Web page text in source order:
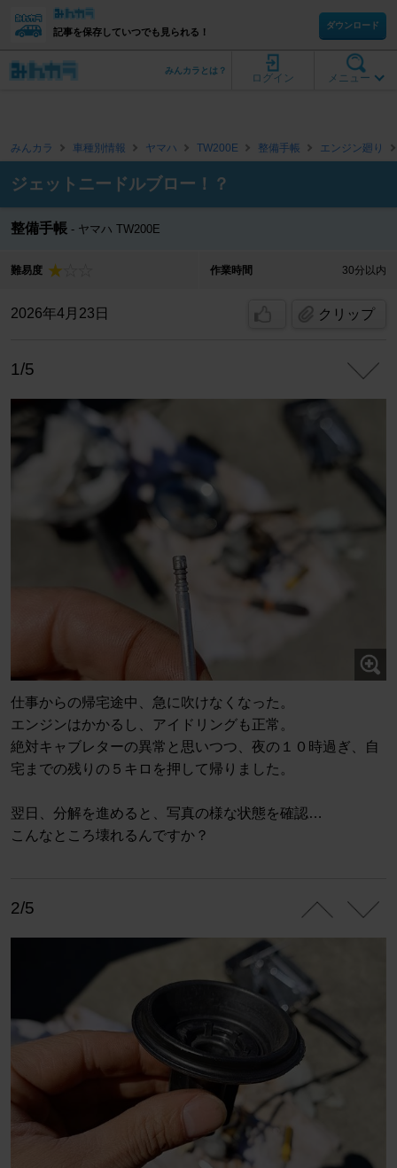
記事を保存していつでも見られる！
ダウンロード
メニュー
ログイン
みんカラとは？
みんカラ 車種別情報 ヤマハ TW200E 整備手帳 エンジン廻り
ジェットニードルブロー！？
整備手帳 ヤマハ TW200E
難易度 作業時間 30分以内
2026年4月23日 クリップ
1/5
仕事からの帰宅途中、急に吹けなくなった。
エンジンはかかるし、アイドリングも正常。
絶対キャブレターの異常と思いつつ、夜の１０時過ぎ、自
宅までの残りの５キロを押して帰りました。
翌日、分解を進めると、写真の様な状態を確認…
こんなところ壊れるんですか？
2/5